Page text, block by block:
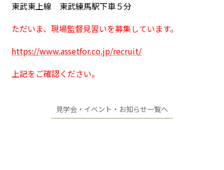
東武東上線 東武練馬駅下車５分
ただいま、現場監督見習いを募集しています。
https://www.assetfor.co.jp/recruit/
上記をご確認ください。
見学会・イベント・お知らせ一覧へ